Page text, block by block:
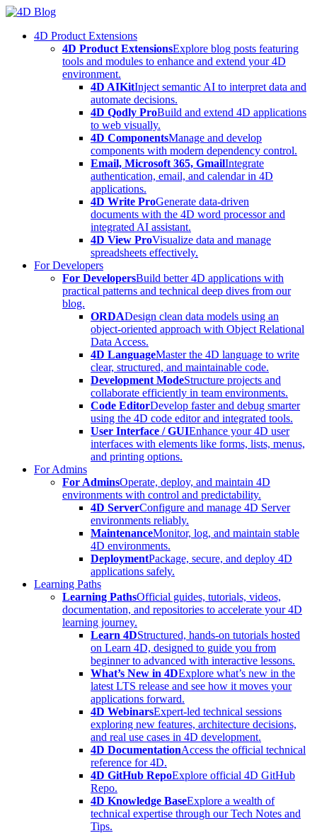
Skip
content4D Product Extensions
4D Product ExtensionsExplore blog posts featuring
tools and modules to enhance and extend your 4D
environment.
4D AIKitInject semantic AI to interpret data and
automate decisions.
4D Qodly ProBuild and extend 4D applications
to web visually.
4D ComponentsManage and develop
components with modern dependency control.
Email, Microsoft 365, GmailIntegrate
authentication, email, and calendar in 4D
applications.
4D Write ProGenerate data-driven
documents with the 4D word processor and
integrated AI assistant.
4D View ProVisualize data and manage
spreadsheets effectively.
For Developers
For DevelopersBuild better 4D applications with
practical patterns and technical deep dives from our
blog.
ORDADesign clean data models using an
object-oriented approach with Object Relational
Data Access.
4D LanguageMaster the 4D language to write
clear, structured, and maintainable code.
Development ModeStructure projects and
collaborate efficiently in team environments.
Code EditorDevelop faster and debug smarter
using the 4D code editor and integrated tools.
User Interface / GUIEnhance your 4D user
interfaces with elements like forms, lists, menus,
and printing options.
For Admins
For AdminsOperate, deploy, and maintain 4D
environments with control and predictability.
4D ServerConfigure and manage 4D Server
environments reliably.
MaintenanceMonitor, log, and maintain stable
4D environments.
DeploymentPackage, secure, and deploy 4D
applications safely.
Learning Paths
Learning PathsOfficial guides, tutorials, videos,
documentation, and repositories to accelerate your 4D
learning journey.
Learn 4DStructured, hands-on tutorials hosted
on Learn 4D, designed to guide you from
beginner to advanced with interactive lessons.
What’s New in 4DExplore what’s new in the
latest LTS release and see how it moves your
applications forward.
4D WebinarsExpert-led technical sessions
exploring new features, architecture decisions,
and real use cases in 4D development.
4D DocumentationAccess the official technical
reference for 4D.
4D GitHub RepoExplore official 4D GitHub
Repo.
4D Knowledge BaseExplore a wealth of
technical expertise through our Tech Notes and
Tips.